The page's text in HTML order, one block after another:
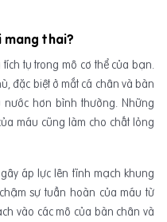
mang thai?
tụ trong mô cơ thể của bạn.
đặc biệt ở mắt cá chân và bàn
hơn bình thường. Những
máu cũng làm cho chất lỏng
áp lực lên tĩnh mạch khung
sự tuần hoàn của máu từ
vào các mô của bàn chân và